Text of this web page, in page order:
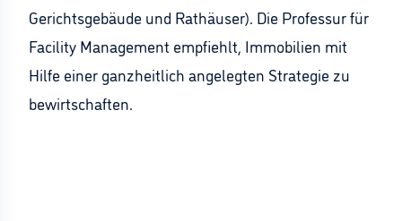
Gerichtsgebäude und Rathäuser). Die Professur für
Facility Management empfiehlt, Immobilien mit
Hilfe einer ganzheitlich angelegten Strategie zu
bewirtschaften.